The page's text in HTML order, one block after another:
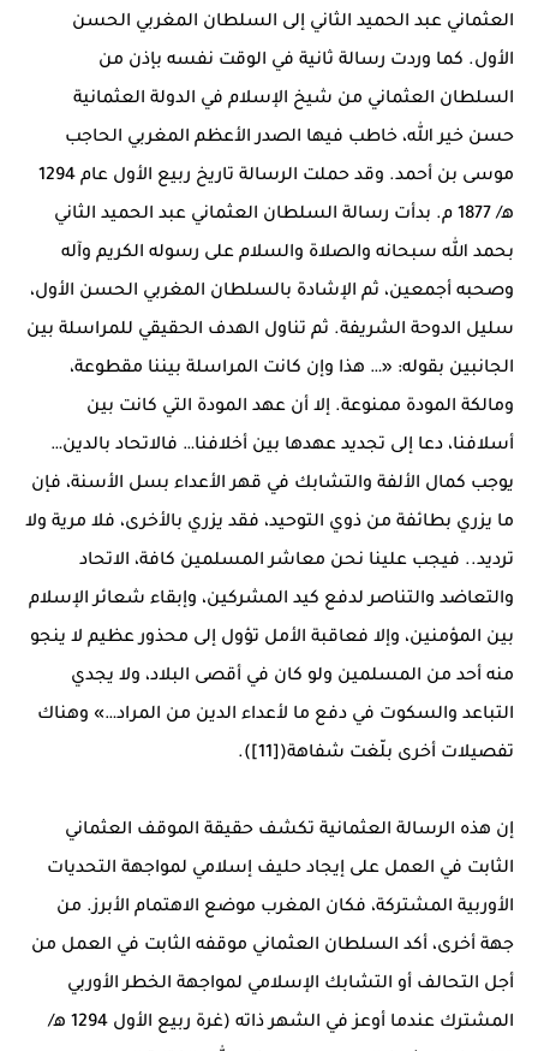
العثماني عبد الحميد الثاني إلى السلطان المغربي الحسن
الأول. كما وردت رسالة ثانية في الوقت نفسه بإذن من
السلطان العثماني من شيخ الإسلام في الدولة العثمانية
حسن خير الله، خاطب فيها الصدر الأعظم المغربي الحاجب
موسى بن أحمد. وقد حملت الرسالة تاريخ ربيع الأول عام 1294
ﻫ/ 1877 م. بدأت رسالة السلطان العثماني عبد الحميد الثاني
بحمد الله سبحانه والصلاة والسلام على رسوله الكريم وآله
وصحبه أجمعين، ثم الإشادة بالسلطان المغربي الحسن الأول،
سليل الدوحة الشريفة. ثم تناول الهدف الحقيقي للمراسلة بين
الجانبين بقوله: «… هذا وإن كانت المراسلة بيننا مقطوعة،
ومالكة المودة ممنوعة. إلا أن عهد المودة التي كانت بين
أسلافنا، دعا إلى تجديد عهدها بين أخلافنا… فالاتحاد بالدين…
يوجب كمال الألفة والتشابك في قهر الأعداء بسل الأسنة، فإن
ما يزري بطائفة من ذوي التوحيد، فقد يزري بالأخرى، فلا مرية ولا
ترديد.. فيجب علينا نحن معاشر المسلمين كافة، الاتحاد
والتعاضد والتناصر لدفع كيد المشركين، وإبقاء شعائر الإسلام
بين المؤمنين، وإلا فعاقبة الأمل تؤول إلى محذور عظيم لا ينجو
منه أحد من المسلمين ولو كان في أقصى البلاد، ولا يجدي
التباعد والسكوت في دفع ما لأعداء الدين من المراد…» وهناك
تفصيلات أخرى بلّغت شفاهة([11]).
إن هذه الرسالة العثمانية تكشف حقيقة الموقف العثماني
الثابت في العمل على إيجاد حليف إسلامي لمواجهة التحديات
الأوربية المشتركة، فكان المغرب موضع الاهتمام الأبرز. من
جهة أخرى، أكد السلطان العثماني موقفه الثابت في العمل من
أجل التحالف أو التشابك الإسلامي لمواجهة الخطر الأوربي
المشترك عندما أوعز في الشهر ذاته (غرة ربيع الأول 1294 ﻫ/